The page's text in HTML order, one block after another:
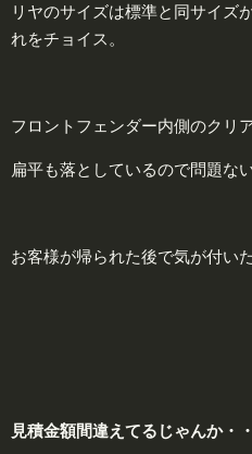
リヤのサイズは標準と同サイズ
れをチョイス。
フロントフェンダー内側のクリ
扁平も落としているので問題な
お客様が帰られた後で気が付い
見積金額間違えてるじゃんか・